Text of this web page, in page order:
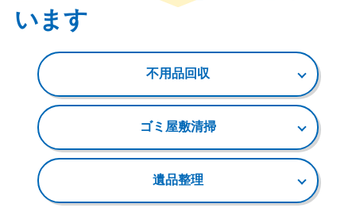
います
不用品回収
ゴミ屋敷清掃
遺品整理